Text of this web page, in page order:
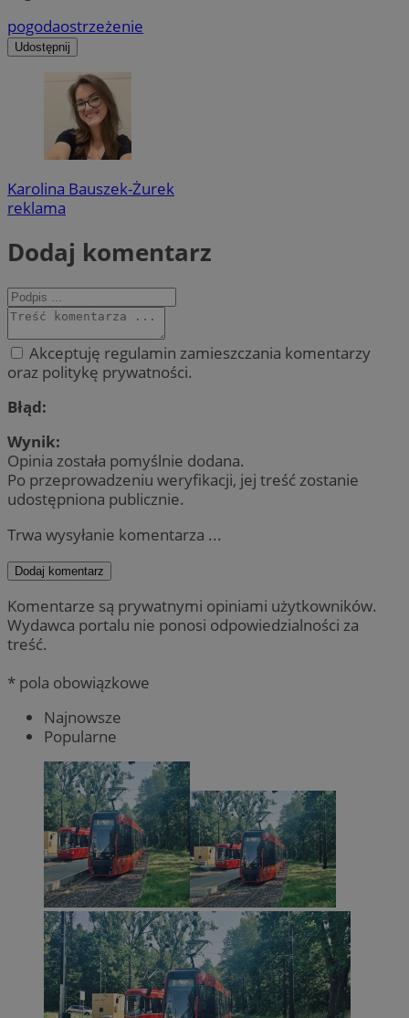
pogodaostrzeżenie
Udostępnij
Karolina Bauszek-Żurek
reklama
Dodaj komentarz
Akceptuję regulamin zamieszczania komentarzy
oraz politykę prywatności.
Błąd:
Wynik:
Opinia została pomyślnie dodana.
Po przeprowadzeniu weryfikacji, jej treść zostanie
udostępniona publicznie.
Trwa wysyłanie komentarza ...
Dodaj komentarz
Komentarze są prywatnymi opiniami użytkowników.
Wydawca portalu nie ponosi odpowiedzialności za
treść.
* pola obowiązkowe
Najnowsze
Popularne